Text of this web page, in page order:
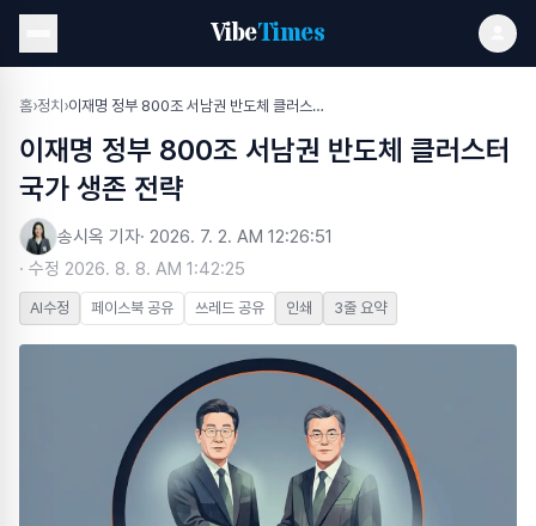
VibeTimes
홈›정치 › 이재명 정부 800조 서남권 반도체 클러스터 국가 생존 전략
이재명 정부 800조 서남권 반도체 클러스터
국가 생존 전략
송시옥 기자· 2026. 7. 2. AM 12:26:51
· 수정 2026. 8. 8. AM 1:42:25
AI수정 페이스북 공유 쓰레드 공유 인쇄 3줄 요약